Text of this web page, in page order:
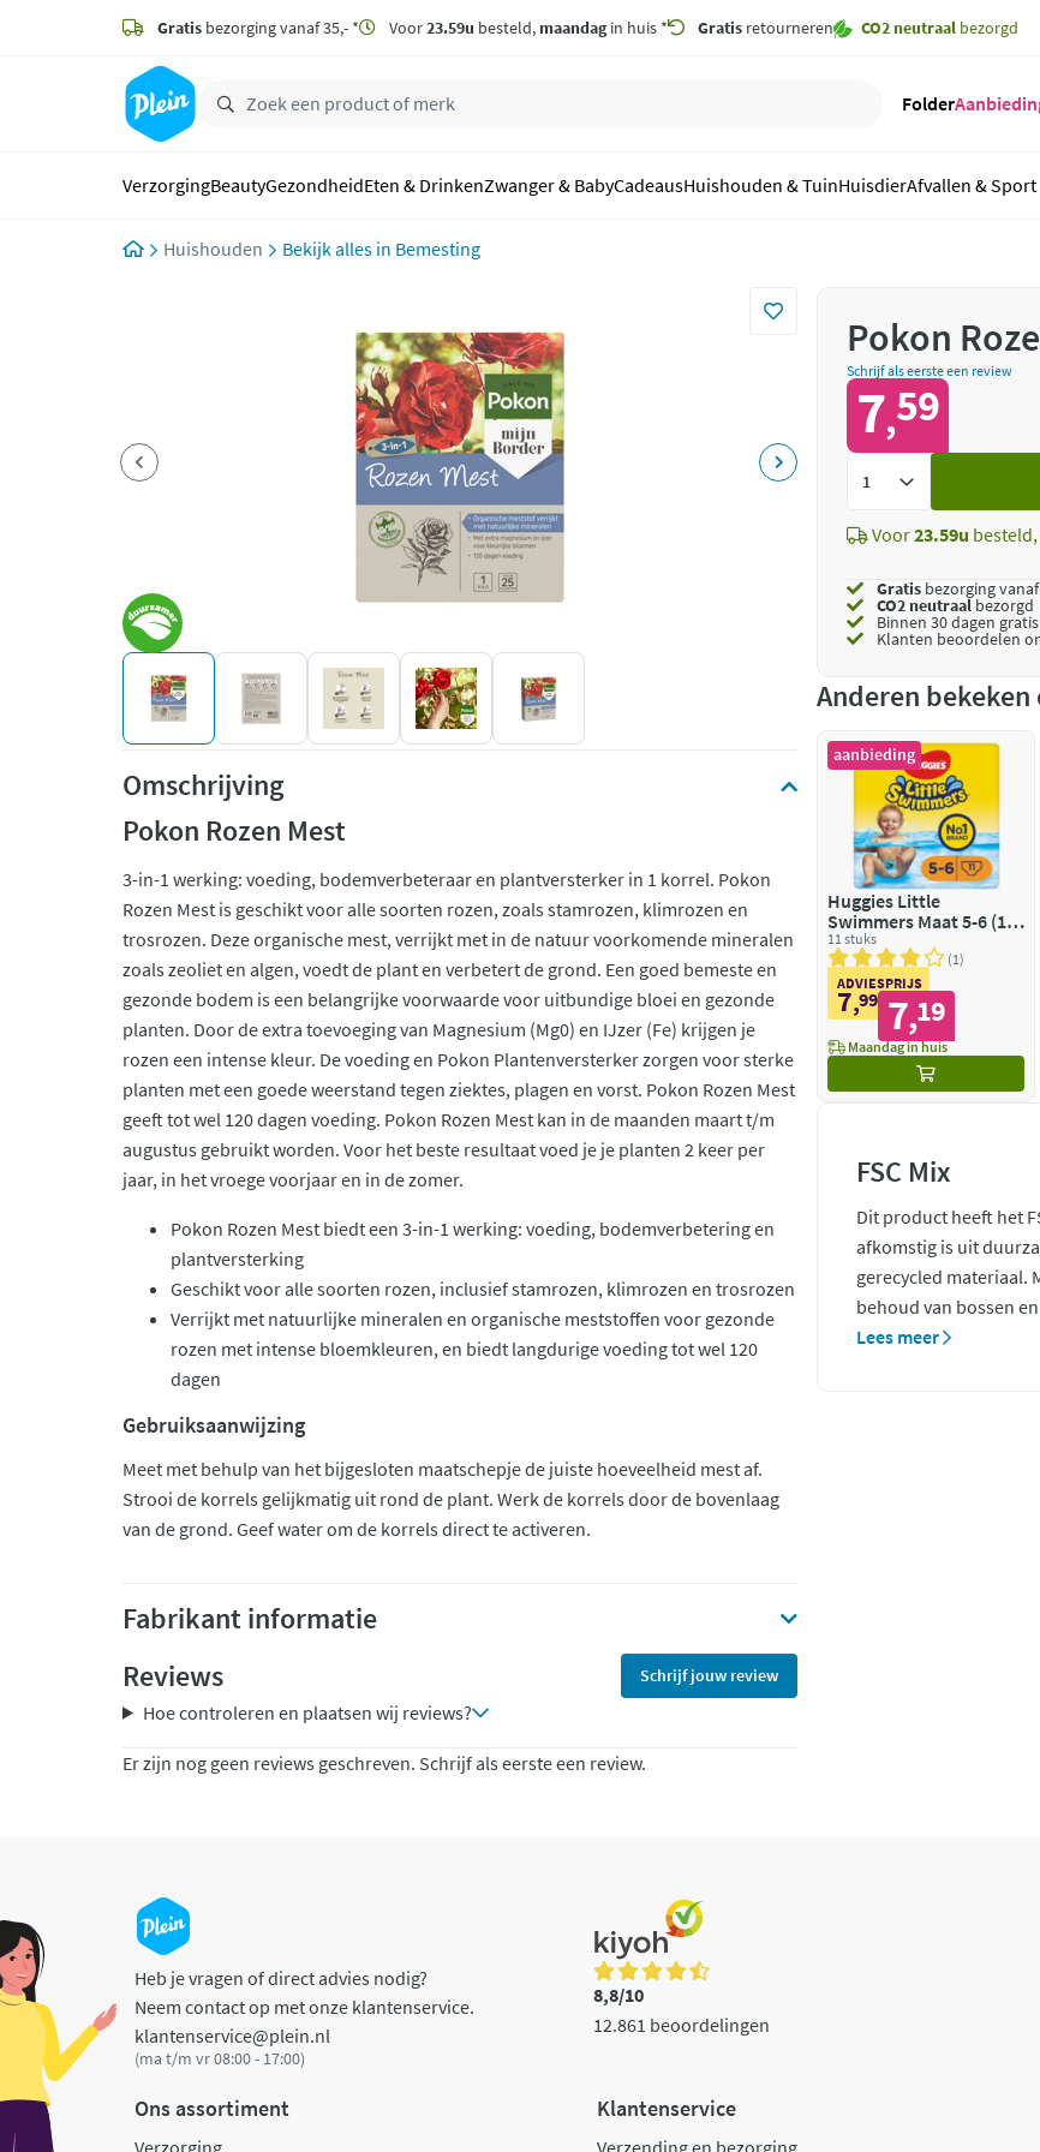
zoeken
hoofdinhoud
Gratis bezorging vanaf 35,- * Voor23.59u besteld, maandagin huis * Gratis retourneren CO2 neutraal bezorgd
Folder
VerzorgingBeautyGezondheidEten & DrinkenZwanger & BabyCadeausHuishouden & TuinHuisdierAfvallen & Sport
Huishouden Bemesting
Omschrijving
Pokon Rozen Mest
3-in-1 werking: voeding, bodemverbeteraar en plantversterker in 1 korrel. Pokon
Rozen Mest is geschikt voor alle soorten rozen, zoals stamrozen, klimrozen en
trosrozen. Deze organische mest, verrijkt met in de natuur voorkomende mineralen
zoals zeoliet en algen, voedt de plant en verbetert de grond. Een goed bemeste en
gezonde bodem is een belangrijke voorwaarde voor uitbundige bloei en gezonde
planten. Door de extra toevoeging van Magnesium (Mg0) en IJzer (Fe) krijgen je
rozen een intense kleur. De voeding en Pokon Plantenversterker zorgen voor sterke
planten met een goede weerstand tegen ziektes, plagen en vorst. Pokon Rozen Mest
geeft tot wel 120 dagen voeding. Pokon Rozen Mest kan in de maanden maart t/m
augustus gebruikt worden. Voor het beste resultaat voed je je planten 2 keer per
jaar, in het vroege voorjaar en in de zomer.
Pokon Rozen Mest biedt een 3-in-1 werking: voeding, bodemverbetering en
plantversterking
Geschikt voor alle soorten rozen, inclusief stamrozen, klimrozen en trosrozen
Verrijkt met natuurlijke mineralen en organische meststoffen voor gezonde
rozen met intense bloemkleuren, en biedt langdurige voeding tot wel 120
dagen
Gebruiksaanwijzing
Meet met behulp van het bijgesloten maatschepje de juiste hoeveelheid mest af.
Strooi de korrels gelijkmatig uit rond de plant. Werk de korrels door de bovenlaag
van de grond. Geef water om de korrels direct te activeren.
Fabrikant informatie
Reviews
Schrijf jouw review
Hoe controleren en plaatsen wij reviews?
Er zijn nog geen reviews geschreven. Schrijf als eerste een review.
Pokon
Schrijf als eerste een review
7,59
Voor23.59u besteld,
Gratis bezorging
CO2 neutraalbezorgd
Binnen 30 dagen
Klanten beoordelen
Anderen bekeken
aanbieding
Huggies Little
Swimmers Maat 5-6 (12-
18 kg)
11 stuks
1
ADVIESPRIJS
7,99 7,19
Maandag in huis
FSC Mix
Dit product heeft het
afkomstig is uit
gerecycled materiaal.
behoud van bossen
Lees meer
Heb je vragen of direct advies nodig?
Neem contact op met onze klantenservice.
klantenservice@plein.nl
(ma t/m vr 08:00 - 17:00)
8,8/10
12.861 beoordelingen
Ons assortiment Klantenservice